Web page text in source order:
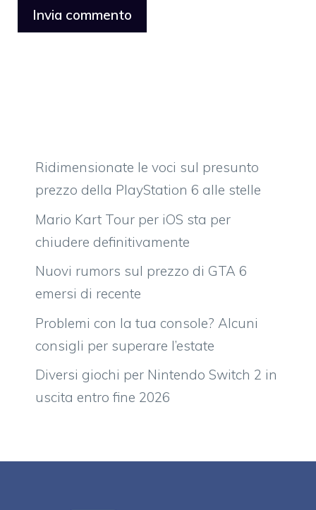
Ridimensionate le voci sul presunto
prezzo della PlayStation 6 alle stelle
Mario Kart Tour per iOS sta per
chiudere definitivamente
Nuovi rumors sul prezzo di GTA 6
emersi di recente
Problemi con la tua console? Alcuni
consigli per superare l’estate
Diversi giochi per Nintendo Switch 2 in
uscita entro fine 2026